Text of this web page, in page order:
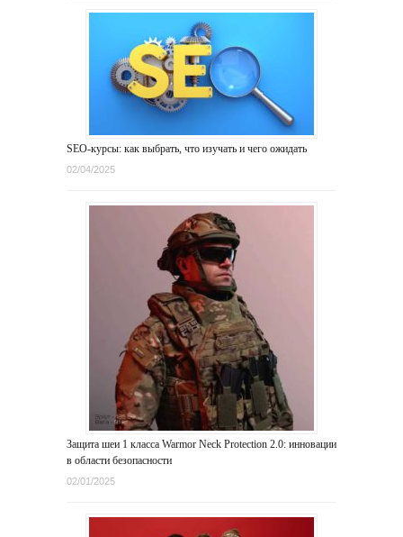
SEO-курсы: как выбрать, что изучать и чего ожидать
02/04/2025
Защита шеи 1 класса Warmor Neck Protection 2.0: инновации
в области безопасности
02/01/2025